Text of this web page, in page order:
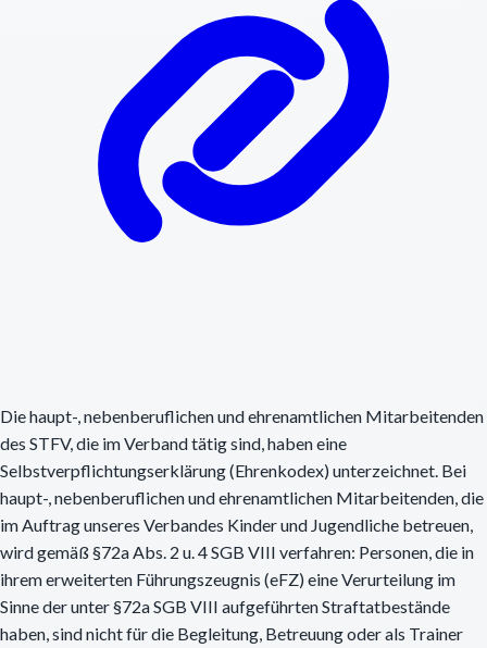
Die haupt-, nebenberuflichen und ehrenamtlichen Mitarbeitenden
des STFV, die im Verband tätig sind, haben eine
Selbstverpflichtungserklärung (Ehrenkodex) unterzeichnet. Bei
haupt-, nebenberuflichen und ehrenamtlichen Mitarbeitenden, die
im Auftrag unseres Verbandes Kinder und Jugendliche betreuen,
wird gemäß §72a Abs. 2 u. 4 SGB VIII verfahren: Personen, die in
ihrem erweiterten Führungszeugnis (eFZ) eine Verurteilung im
Sinne der unter §72a SGB VIII aufgeführten Straftatbestände
haben, sind nicht für die Begleitung, Betreuung oder als Trainer